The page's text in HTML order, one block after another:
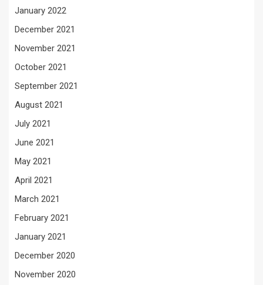
January 2022
December 2021
November 2021
October 2021
September 2021
August 2021
July 2021
June 2021
May 2021
April 2021
March 2021
February 2021
January 2021
December 2020
November 2020